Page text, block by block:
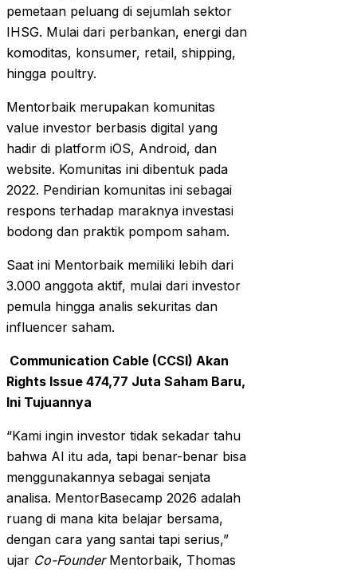
pemetaan peluang di sejumlah sektor
IHSG. Mulai dari perbankan, energi dan
komoditas, konsumer, retail, shipping,
hingga poultry.
Mentorbaik merupakan komunitas
value investor berbasis digital yang
hadir di platform iOS, Android, dan
website. Komunitas ini dibentuk pada
2022. Pendirian komunitas ini sebagai
respons terhadap maraknya investasi
bodong dan praktik pompom saham.
Saat ini Mentorbaik memiliki lebih dari
3.000 anggota aktif, mulai dari investor
pemula hingga analis sekuritas dan
influencer saham.
Communication Cable (CCSI) Akan
Rights Issue 474,77 Juta Saham Baru,
Ini Tujuannya
“Kami ingin investor tidak sekadar tahu
bahwa AI itu ada, tapi benar-benar bisa
menggunakannya sebagai senjata
analisa. MentorBasecamp 2026 adalah
ruang di mana kita belajar bersama,
dengan cara yang santai tapi serius,”
ujar Co-FounderMentorbaik, Thomas